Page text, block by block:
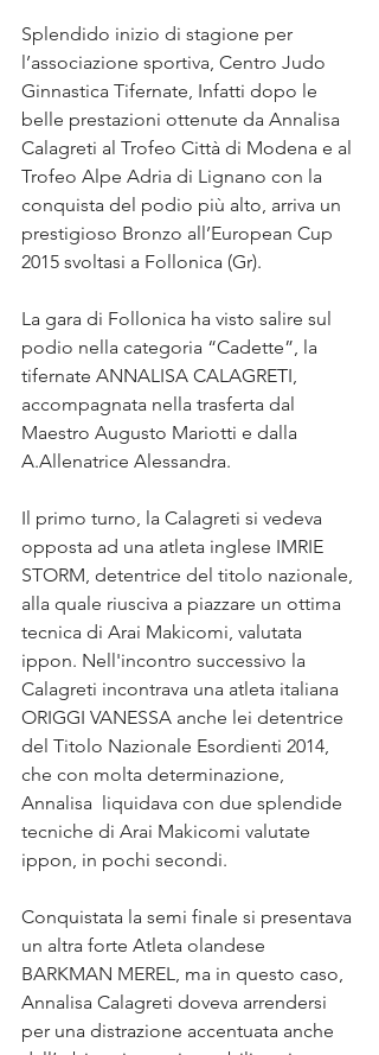
Splendido inizio di stagione per
l’associazione sportiva, Centro Judo
Ginnastica Tifernate, Infatti dopo le
belle prestazioni ottenute da Annalisa
Calagreti al Trofeo Città di Modena e al
Trofeo Alpe Adria di Lignano con la
conquista del podio più alto, arriva un
prestigioso Bronzo all’European Cup
2015 svoltasi a Follonica (Gr).
La gara di Follonica ha visto salire sul
podio nella categoria “Cadette”, la
tifernate ANNALISA CALAGRETI,
accompagnata nella trasferta dal
Maestro Augusto Mariotti e dalla
A.Allenatrice Alessandra.
Il primo turno, la Calagreti si vedeva
opposta ad una atleta inglese IMRIE
STORM, detentrice del titolo nazionale,
alla quale riusciva a piazzare un ottima
tecnica di Arai Makicomi, valutata
ippon. Nell'incontro successivo la
Calagreti incontrava una atleta italiana
ORIGGI VANESSA anche lei detentrice
del Titolo Nazionale Esordienti 2014,
che con molta determinazione,
Annalisa  liquidava con due splendide
tecniche di Arai Makicomi valutate
ippon, in pochi secondi.
Conquistata la semi finale si presentava
un altra forte Atleta olandese
BARKMAN MEREL, ma in questo caso,
Annalisa Calagreti doveva arrendersi
per una distrazione accentuata anche